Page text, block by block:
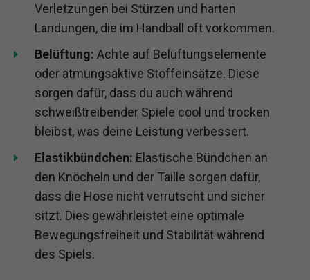
Verletzungen bei Stürzen und harten
Landungen, die im Handball oft vorkommen.
Belüftung: Achte auf Belüftungselemente
oder atmungsaktive Stoffeinsätze. Diese
sorgen dafür, dass du auch während
schweißtreibender Spiele cool und trocken
bleibst, was deine Leistung verbessert.
Elastikbündchen: Elastische Bündchen an
den Knöcheln und der Taille sorgen dafür,
dass die Hose nicht verrutscht und sicher
sitzt. Dies gewährleistet eine optimale
Bewegungsfreiheit und Stabilität während
des Spiels.